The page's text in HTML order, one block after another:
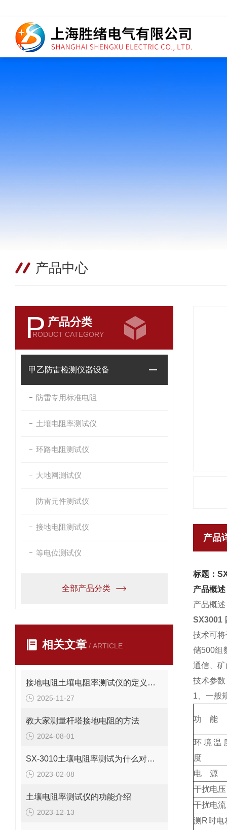
产品中心
P 产品分类
RODUCT CATEGORY
甲乙防雷检测仪器设备
防雷专用标准电阻
土壤电阻率测试仪
环路电阻测试仪
大地网测试仪
防雷元件测试仪
接地电阻测试仪
等电位测试仪
全部产品分类
相关文章 / ARTICLE
接地电阻土壤电阻率测试仪的定义是什么
2025-11-27
教大家测量杆塔接地电阻的方法
2024-08-01
SX-3010土壤电阻率测试为什么对安全的电气接地设计很重要
2023-02-08
土壤电阻率测试仪的功能介绍
2023-12-13
产品
标题：
产品概述
产品概述
SX3001
技术可
储500组
通信、
技术参数
1、一般
功 能
环境温
度
电 源
干扰电压
干扰电流
测R时电